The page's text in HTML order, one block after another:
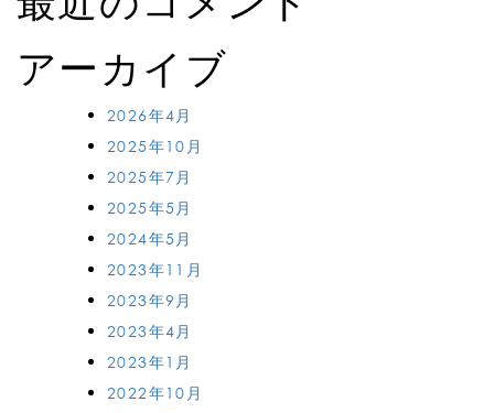
アーカイブ
2026年4月
2025年10月
2025年7月
2025年5月
2024年5月
2023年11月
2023年9月
2023年4月
2023年1月
2022年10月